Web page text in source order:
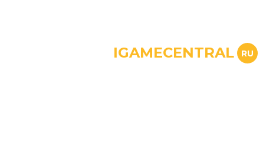
IGAMECENTRAL RU